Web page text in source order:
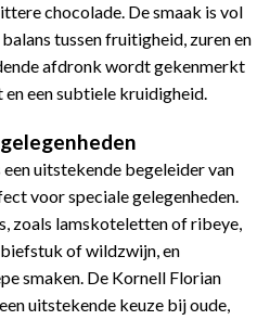
chocolade. De smaak is vol
tussen fruitigheid, zuren en
afdronk wordt gekenmerkt
een subtiele kruidigheid.
uitstekende begeleider van
voor speciale gelegenheden.
zoals lamskoteletten of ribeye,
of wildzwijn, en
smaken. De Kornell Florian
uitstekende keuze bij oude,